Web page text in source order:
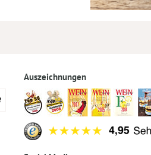
Auszeichnungen